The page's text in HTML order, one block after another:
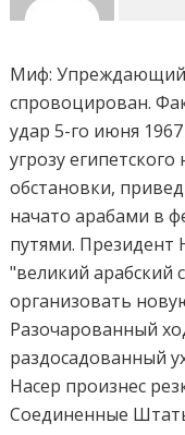
Миф: Упреждающий
спровоцирован.
удар 5-го июня
угрозу
обстановки,
начато арабами в
путями. Президент
"великий арабский
организовать
Разочарованный
раздосадованный
Насер произнес
Соединенные